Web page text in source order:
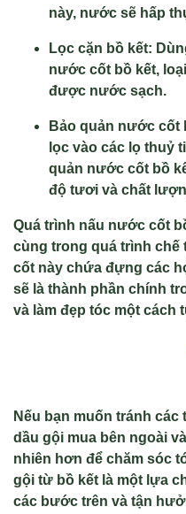
này, nước sẽ hấp
Lọc cặn bồ kết:
nước cốt bồ kết,
được nước sạch.
Bảo quản nước cốt
lọc vào các lọ thuỷ
quản nước cốt bồ
độ tươi và chất
Quá trình nấu nước cốt
cùng trong quá trình chế
cốt này chứa đựng các
sẽ là thành phần chính
và làm đẹp tóc một cách
Nếu bạn muốn tránh
dầu gội mua bên ngoài
nhiên hơn để chăm sóc
gội từ bồ kết là một lựa
các bước trên và tận